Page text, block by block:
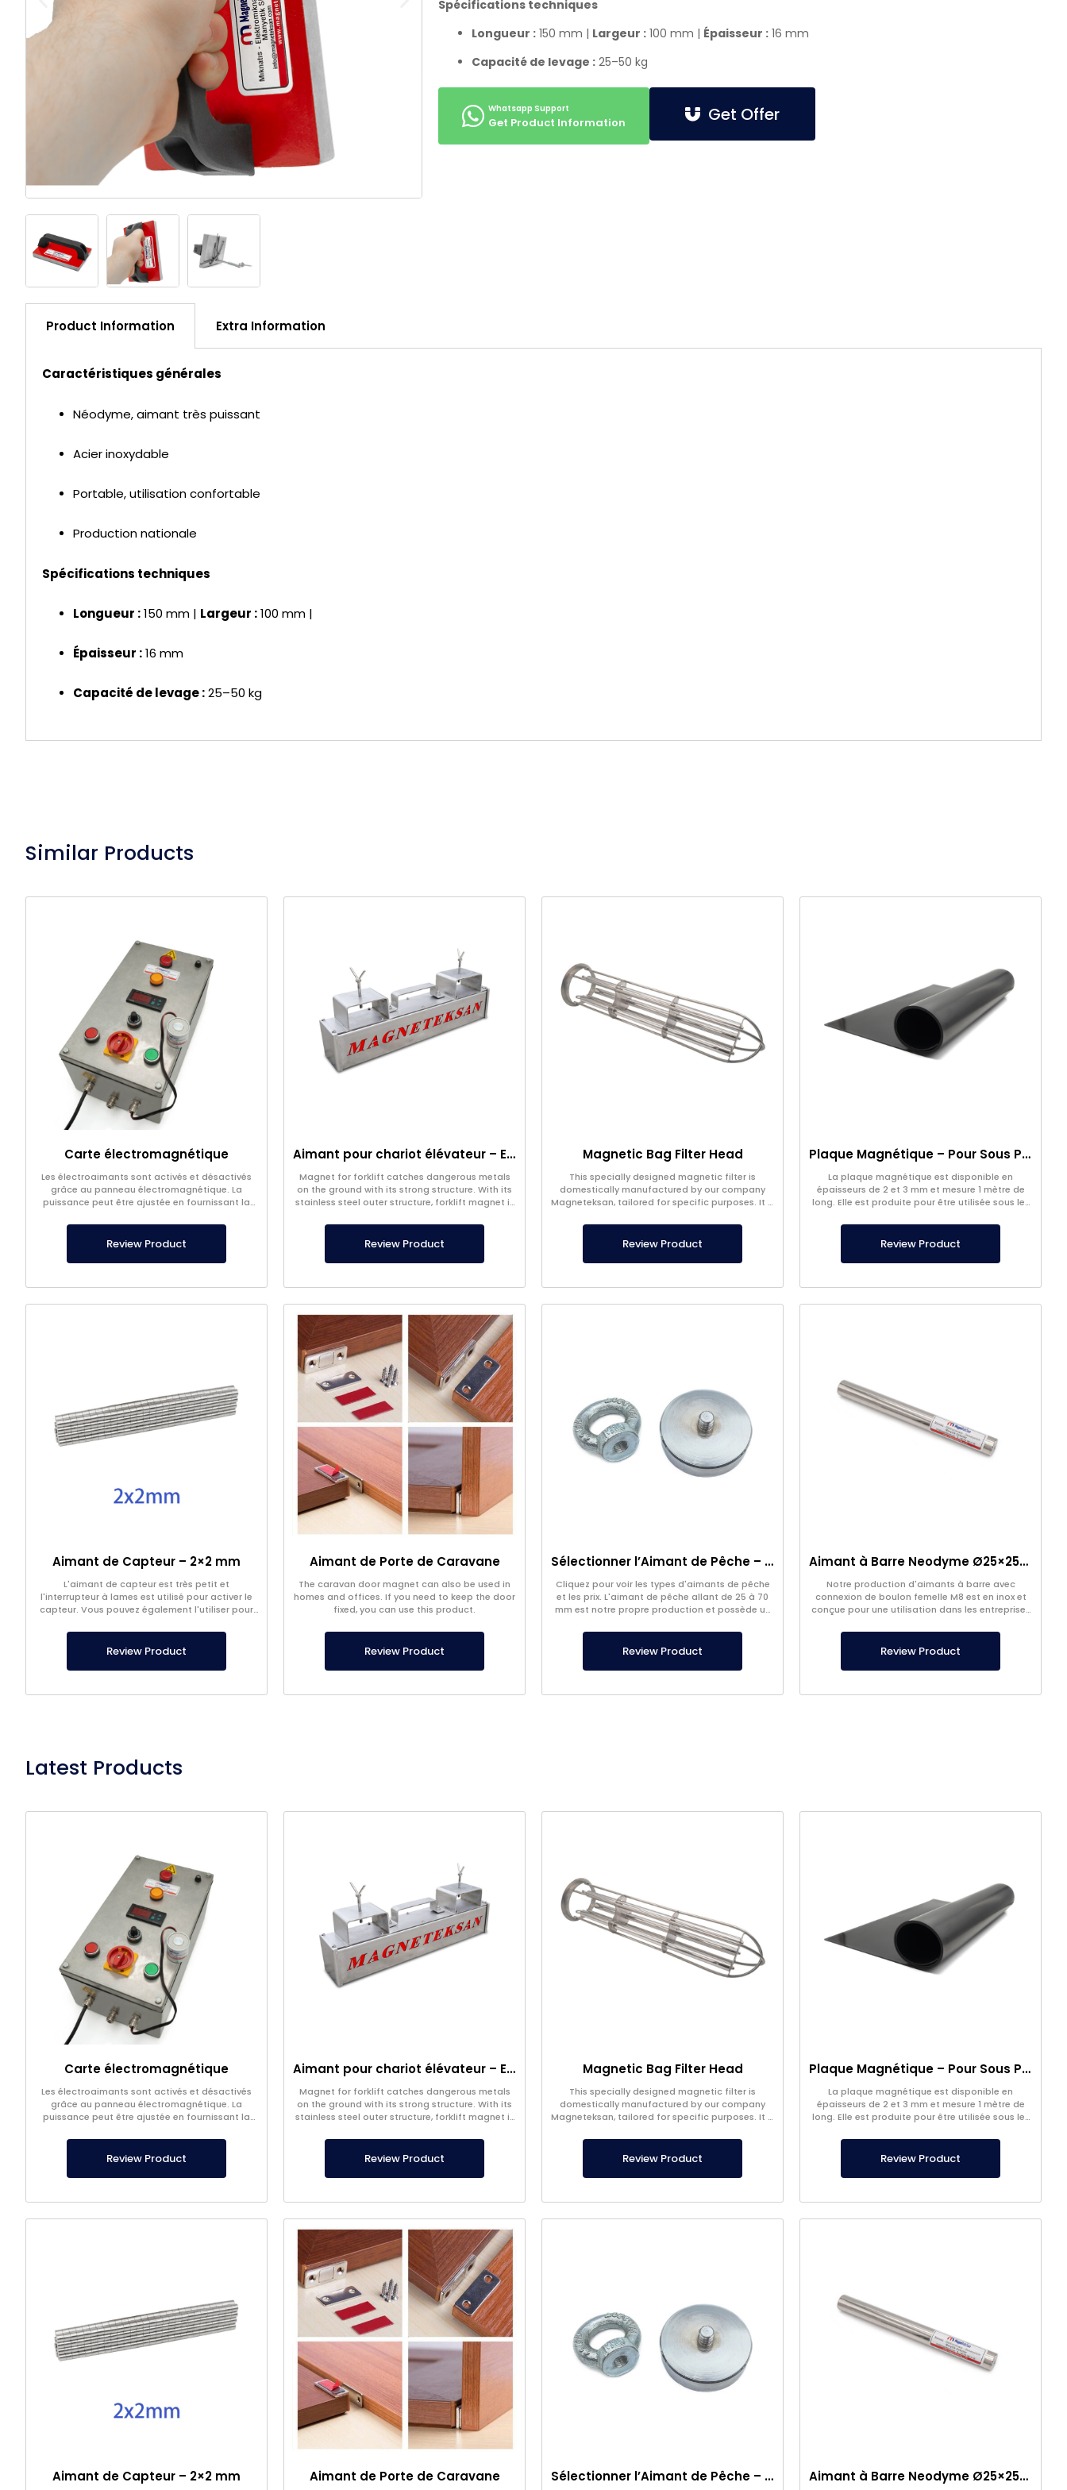
Spécifications techniques
Longueur : 150 mm | Largeur : 100 mm | Épaisseur : 16 mm
Capacité de levage : 25–50 kg
Get Product Information Get Offer
Product Information Extra Information
Caractéristiques générales
Néodyme, aimant très puissant
Acier inoxydable
Portable, utilisation confortable
Production nationale
Spécifications techniques
Longueur :150 mm | Largeur :100 mm |
Épaisseur :16 mm
Capacité de levage :25–50 kg
Similar Products
Carte électromagnétique
Les électroaimants sont activés et désactivés
grâce au panneau électromagnétique. La
puissance peut être ajustée en fournissant la
Review Product
Aimant pour chariot élévateur – Entièrement en inox – Distance effective de 10 cm – Libération facile avec poignée
Magnet for forklift catches dangerous metals
on the ground with its strong structure. With its
stainless steel outer structure, forklift magnet is
Review Product
Magnetic Bag Filter Head
This specially designed magnetic filter is
domestically manufactured by our company
Magneteksan, tailored for specific purposes. It is
Review Product
Plaque Magnétique – Pour Sous Plancher – Conforme aux Normes Alimentaires
La plaque magnétique est disponible en
épaisseurs de 2 et 3 mm et mesure 1 mètre de
long. Elle est produite pour être utilisée sous les
conforme aux normes de sécurité alimentaire.
Review Product
Aimant de Capteur – 2×2 mm
L'aimant de capteur est très petit et
l'interrupteur à lames est utilisé pour activer le
capteur. Vous pouvez également l'utiliser pour
Review Product
Aimant de Porte de Caravane
The caravan door magnet can also be used in
homes and offices. If you need to keep the door
fixed, you can use this product.
Review Product
Sélectionner l’Aimant de Pêche – Aimant Puissant de Sauvetage en Mer
Cliquez pour voir les types d'aimants de pêche
et les prix. L'aimant de pêche allant de 25 à 70
mm est notre propre production et possède un
Review Product
Aimant à Barre Neodyme Ø25×250 mm – Connexion M8 Femelle d’un Côté
Notre production d'aimants à barre avec
connexion de boulon femelle M8 est en inox et
conçue pour une utilisation dans les entreprises
Review Product
Latest Products
Carte électromagnétique
Les électroaimants sont activés et désactivés
grâce au panneau électromagnétique. La
puissance peut être ajustée en fournissant la
Review Product
Aimant pour chariot élévateur – Entièrement en inox – Distance effective de 10 cm – Libération facile avec poignée
Magnet for forklift catches dangerous metals
on the ground with its strong structure. With its
stainless steel outer structure, forklift magnet is
Review Product
Magnetic Bag Filter Head
This specially designed magnetic filter is
domestically manufactured by our company
Magneteksan, tailored for specific purposes. It is
Review Product
Plaque Magnétique – Pour Sous Plancher – Conforme aux Normes Alimentaires
La plaque magnétique est disponible en
épaisseurs de 2 et 3 mm et mesure 1 mètre de
long. Elle est produite pour être utilisée sous les
conforme aux normes de sécurité alimentaire.
Review Product
Aimant de Capteur – 2×2 mm Aimant de Porte de Caravane Sélectionner l’Aimant de Pêche – Aimant Puissant de Sauvetage en Mer Aimant à Barre Neodyme Ø25×250 mm – Connexion M8 Femelle d’un Côté